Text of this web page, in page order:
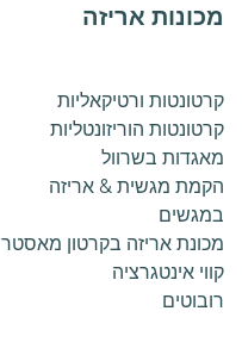
מכונות אריזה
קרטונטות ורטיקאליות
קרטונטות הוריזונטליות
מאגדות בשרוול
הקמת מגשית & אריזה
במגשים
מכונת אריזה בקרטון מאסטר
קווי אינטגרציה
רובוטים